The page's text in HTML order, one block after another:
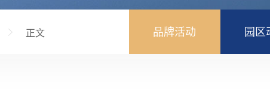
正文 品牌活动 园区